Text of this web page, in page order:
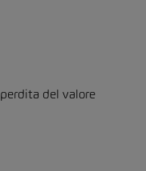
del valore